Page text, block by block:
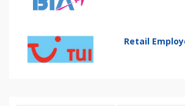
Retail